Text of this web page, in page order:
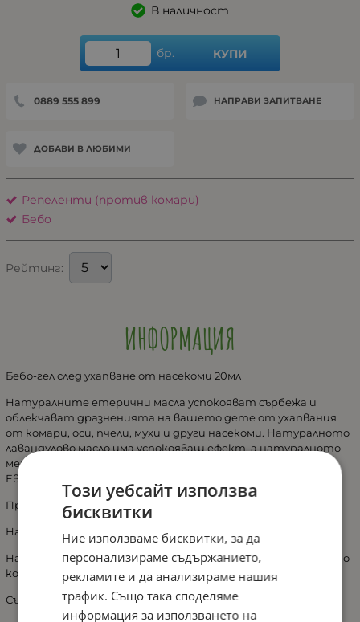
В наличност
бр. КУПИ
0889 555 899 НАПРАВИ ЗАПИТВАНЕ
ДОБАВИ В ЛЮБИМИ
Репеленти (против комари)
Бебо
Рейтинг:
ИНФОРМАЦИЯ
Бебо-гел след ухапване от насекоми 20мл
Натуралните етерични масла успокояват сърбежа и
облекчават дразненията на вашето дете от ухапвания
от комари, оси, пчели, мухи и други насекоми. Натуралното
лавандулово масло има успокояващ ефект, а натуралното
ментово масло действа тонизиращо и освежаващо.
Евкалиптовото масло облекчава сърбежа от насекоми.
Продуктът е подходящ за деца над
Начин на употреба
Нанесете с леки движения върху засегнатите участъци по
кожата. При необходимост повторете!
Състав
Този уебсайт използва
бисквитки
Ние използваме бисквитки, за да
персонализираме съдържанието,
рекламите и да анализираме нашия
трафик. Също така споделяме
информация за използването на